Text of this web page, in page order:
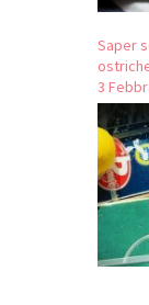
Saper
3